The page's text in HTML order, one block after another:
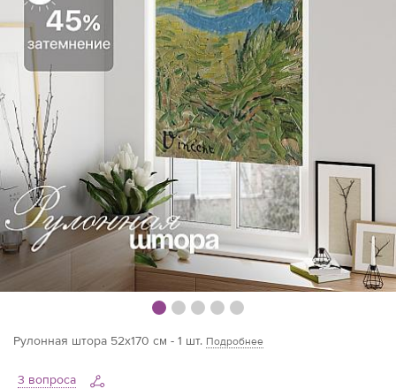
Рулонная штора 52х170 см - 1 шт. Подробнее
3 вопроса